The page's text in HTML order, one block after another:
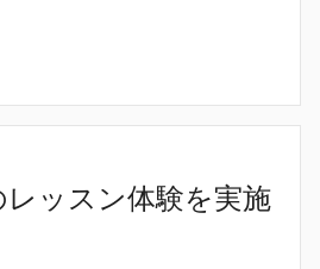
ッスン体験を実施